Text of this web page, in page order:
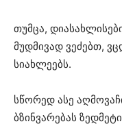
თუმცა,
მუდმივად ვეძებთ,
სიახლეებს.
სწორედ ასე
ბზინვარებას